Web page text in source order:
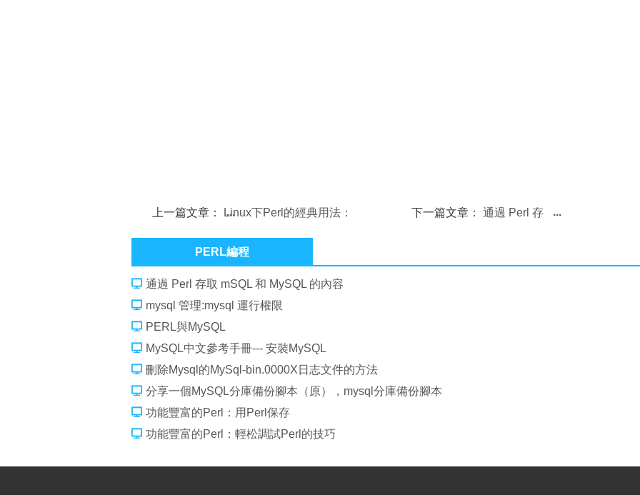
上一篇文章：
Linux下Perl的經典用法：
下一篇文章： 通過 Perl 存
PERL編程
通過 Perl 存取 mSQL 和 MySQL 的內容
mysql 管理:mysql 運行權限
PERL與MySQL
MySQL中文參考手冊--- 安裝MySQL
刪除Mysql的MySql-bin.0000X日志文件的方法
分享一個MySQL分庫備份腳本（原），mysql分庫備份腳本
功能豐富的Perl：用Perl保存
功能豐富的Perl：輕松調試Perl的技巧